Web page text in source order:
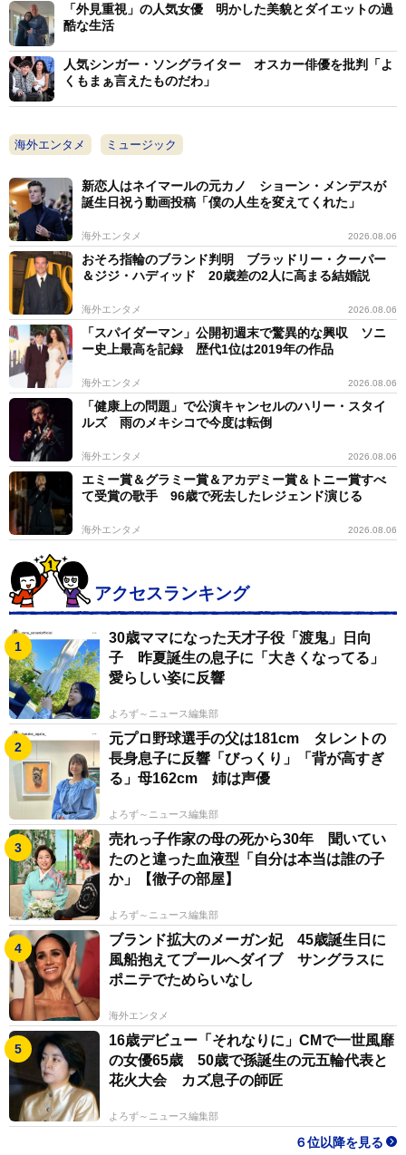
「外見重視」の人気女優 明かした美貌とダイエットの過
酷な生活
人気シンガー・ソングライター オスカー俳優を批判「よ
くもまぁ言えたものだわ」
海外エンタメ ミュージック
新恋人はネイマールの元カノ ショーン・メンデスが
誕生日祝う動画投稿「僕の人生を変えてくれた」
海外エンタメ 2026.08.06
おそろ指輪のブランド判明 ブラッドリー・クーパー
＆ジジ・ハディッド 20歳差の2人に高まる結婚説
海外エンタメ 2026.08.06
「スパイダーマン」公開初週末で驚異的な興収 ソニ
ー史上最高を記録 歴代1位は2019年の作品
海外エンタメ 2026.08.06
「健康上の問題」で公演キャンセルのハリー・スタイ
ルズ 雨のメキシコで今度は転倒
海外エンタメ 2026.08.06
エミー賞＆グラミー賞＆アカデミー賞＆トニー賞すべ
て受賞の歌手 96歳で死去したレジェンド演じる
海外エンタメ 2026.08.06
アクセスランキング
30歳ママになった天才子役「渡鬼」日向
子 昨夏誕生の息子に「大きくなってる」
愛らしい姿に反響
よろず～ニュース編集部
元プロ野球選手の父は181cm タレントの
長身息子に反響「びっくり」「背が高すぎ
る」母162cm 姉は声優
よろず～ニュース編集部
売れっ子作家の母の死から30年 聞いてい
たのと違った血液型「自分は本当は誰の子
か」【徹子の部屋】
よろず～ニュース編集部
ブランド拡大のメーガン妃 45歳誕生日に
風船抱えてプールへダイブ サングラスに
ポニテでためらいなし
海外エンタメ
16歳デビュー「それなりに」CMで一世風靡
の女優65歳 50歳で孫誕生の元五輪代表と
花火大会 カズ息子の師匠
よろず～ニュース編集部
６位以降を見る